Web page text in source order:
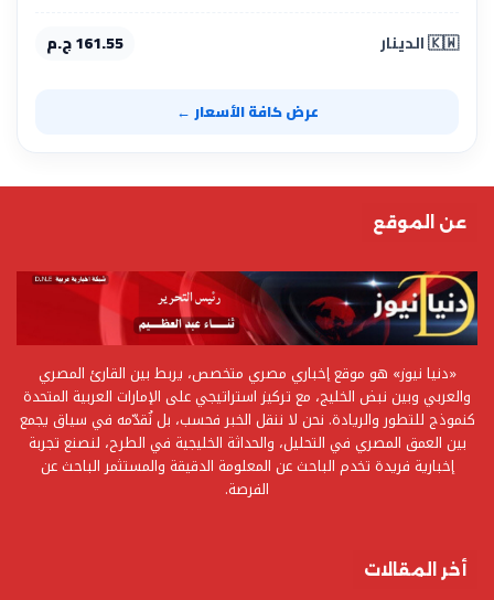
🇰🇼 الدينار 161.55 ج.م
عرض كافة الأسعار ←
عن الموقع
«دنيا نيوز» هو موقع إخباري مصري متخصص، يربط بين القارئ المصري
والعربي وبين نبض الخليج، مع تركيز استراتيجي على الإمارات العربية المتحدة
كنموذج للتطور والريادة. نحن لا ننقل الخبر فحسب، بل نُقدّمه في سياق يجمع
بين العمق المصري في التحليل، والحداثة الخليجية في الطرح، لنصنع تجربة
إخبارية فريدة تخدم الباحث عن المعلومة الدقيقة والمستثمر الباحث عن
الفرصة.
أخر المقالات